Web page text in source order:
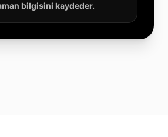
bilgisini kaydeder.